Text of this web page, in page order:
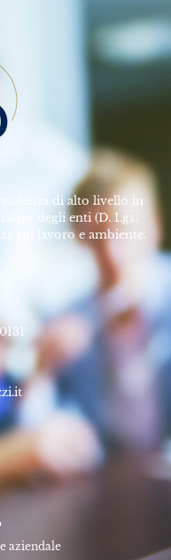
di alto livello in
degli enti (D. Lgs.
sul lavoro e ambiente.
aziendale